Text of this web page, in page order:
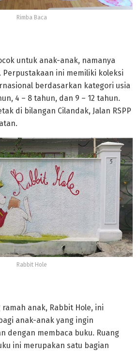
Rimba Baca
untuk anak-anak, namanya
Perpustakaan ini memiliki koleksi
berdasarkan kategori usia
4 – 8 tahun, dan 9 – 12 tahun.
di bilangan Cilandak, Jalan RSPP
Rabbit Hole
anak, Rabbit Hole, ini
anak-anak yang ingin
dengan membaca buku. Ruang
ini merupakan satu bagian